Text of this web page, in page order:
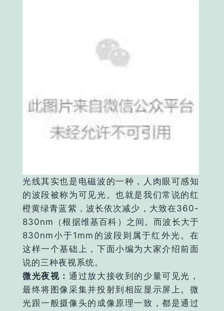
光线其实也是电磁波的一种，人肉眼可感知
的波段被称为可见光。也就是我们常说的红
橙黄绿青蓝紫，波长依次减少，大致在360-
830nm（根据维基百科）之间。而波长大于
830nm小于1mm的波段则属于红外光。在
这样一个基础上，下面小编为大家介绍前面
说的三种夜视系统。
微光夜视：通过放大接收到的少量可见光，
最终将图像采集并投射到相应显示屏上。微
光跟一般摄像头的成像原理一致，都是通过